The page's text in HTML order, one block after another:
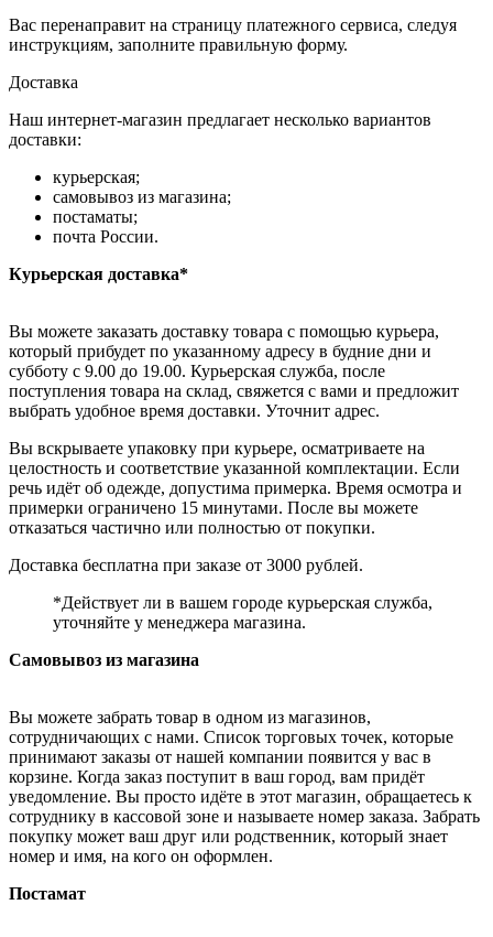
Вас перенаправит на страницу платежного сервиса, следуя
инструкциям, заполните правильную форму.
Доставка
Наш интернет-магазин предлагает несколько вариантов
доставки:
курьерская;
самовывоз из магазина;
постаматы;
почта России.
Курьерская доставка*
Вы можете заказать доставку товара с помощью курьера,
который прибудет по указанному адресу в будние дни и
субботу с 9.00 до 19.00. Курьерская служба, после
поступления товара на склад, свяжется с вами и предложит
выбрать удобное время доставки. Уточнит адрес.
Вы вскрываете упаковку при курьере, осматриваете на
целостность и соответствие указанной комплектации. Если
речь идёт об одежде, допустима примерка. Время осмотра и
примерки ограничено 15 минутами. После вы можете
отказаться частично или полностью от покупки.
Доставка бесплатна при заказе от 3000 рублей.
*Действует ли в вашем городе курьерская служба,
уточняйте у менеджера магазина.
Самовывоз из магазина
Вы можете забрать товар в одном из магазинов,
сотрудничающих с нами. Список торговых точек, которые
принимают заказы от нашей компании появится у вас в
корзине. Когда заказ поступит в ваш город, вам придёт
уведомление. Вы просто идёте в этот магазин, обращаетесь к
сотруднику в кассовой зоне и называете номер заказа. Забрать
покупку может ваш друг или родственник, который знает
номер и имя, на кого он оформлен.
Постамат